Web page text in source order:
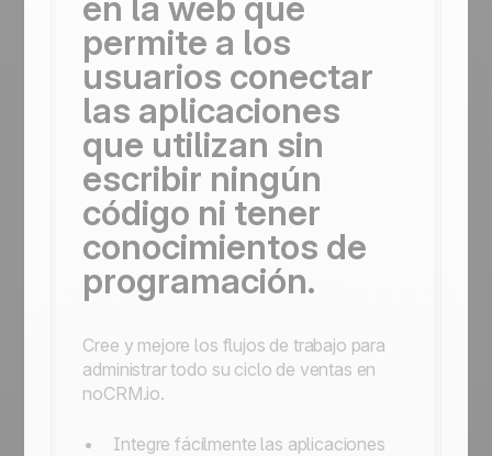
permite a los
usuarios conectar
las aplicaciones
que utilizan sin
escribir ningún
código ni tener
conocimientos de
programación.
Cree y mejore los flujos de trabajo para
administrar todo su ciclo de ventas en
noCRM.io.
Integre fácilmente las aplicaciones